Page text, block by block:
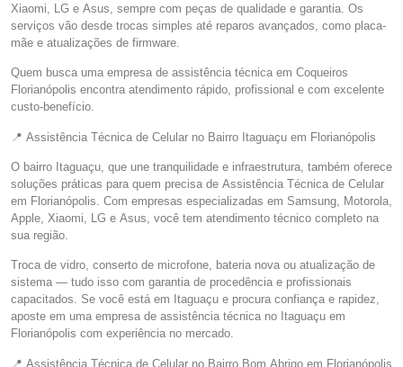
Xiaomi, LG e Asus, sempre com peças de qualidade e garantia. Os
serviços vão desde trocas simples até reparos avançados, como placa-
mãe e atualizações de firmware.
Quem busca uma empresa de assistência técnica em Coqueiros
Florianópolis encontra atendimento rápido, profissional e com excelente
custo-benefício.
📍 Assistência Técnica de Celular no Bairro Itaguaçu em Florianópolis
O bairro Itaguaçu, que une tranquilidade e infraestrutura, também oferece
soluções práticas para quem precisa de Assistência Técnica de Celular
em Florianópolis. Com empresas especializadas em Samsung, Motorola,
Apple, Xiaomi, LG e Asus, você tem atendimento técnico completo na
sua região.
Troca de vidro, conserto de microfone, bateria nova ou atualização de
sistema — tudo isso com garantia de procedência e profissionais
capacitados. Se você está em Itaguaçu e procura confiança e rapidez,
aposte em uma empresa de assistência técnica no Itaguaçu em
Florianópolis com experiência no mercado.
📍 Assistência Técnica de Celular no Bairro Bom Abrigo em Florianópolis